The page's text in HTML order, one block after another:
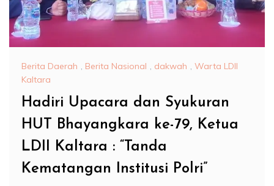
Berita Daerah , Berita Nasional , dakwah , Warta LDII
Kaltara
Hadiri Upacara dan Syukuran
HUT Bhayangkara ke-79, Ketua
LDII Kaltara : “Tanda
Kematangan Institusi Polri”